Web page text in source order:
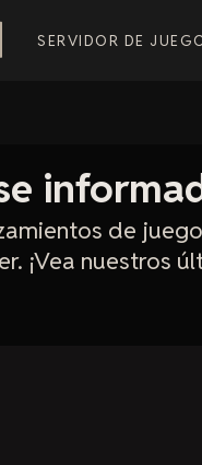
SERVIDOR DE
de
¡Vea nuestros